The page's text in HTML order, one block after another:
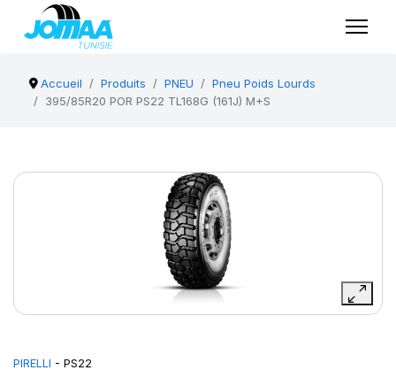
Accueil Produits PNEU
Pneu Poids Lourds
395/85R20 POR PS22 TL168G (161J) M+S
PIRELLI - PS22